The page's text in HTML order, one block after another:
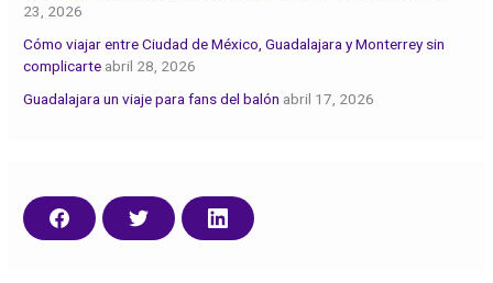
23, 2026
Cómo viajar entre Ciudad de México, Guadalajara y Monterrey sin
complicarte abril 28, 2026
Guadalajara un viaje para fans del balón abril 17, 2026
C
o
o
C
o